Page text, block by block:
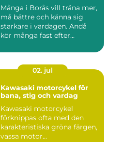
Många i Borås vill träna mer,
må bättre och känna sig
starkare i vardagen. Ändå
kör många fast efter...
02. jul
Kawasaki motorcykel för
bana, stig och vardag
Kawasaki motorcykel
förknippas ofta med den
karakteristiska gröna färgen,
vassa motor...